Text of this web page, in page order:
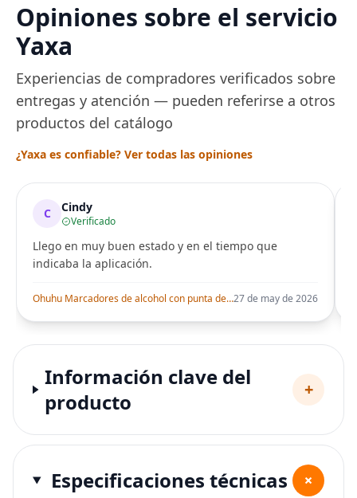
Opiniones sobre el servicio
Yaxa
Experiencias de compradores verificados sobre
entregas y atención — pueden referirse a otros
productos del catálogo
¿Yaxa es confiable? Ver todas las opiniones
C Cindy
Verificado
Llego en muy buen estado y en el tiempo que
indicaba la aplicación.
Ohuhu Marcadores de alcohol con punta de pincel – Juego de marcadores artísticos de doble punta con certificación AP para artistas adultos27 de may de 2026
Información clave del
producto
+
Especificaciones técnicas +